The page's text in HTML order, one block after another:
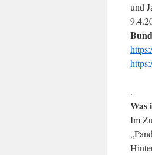
und
.
Was
Im